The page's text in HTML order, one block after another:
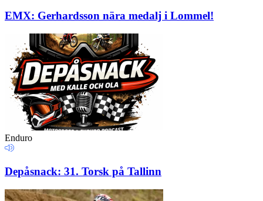
EMX: Gerhardsson nära medalj i Lommel!
Enduro
Depåsnack: 31. Torsk på Tallinn